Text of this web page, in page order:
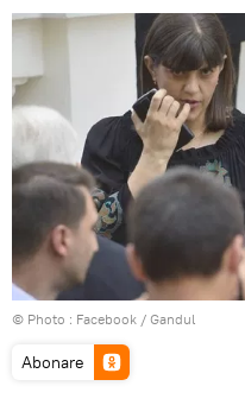
© Photo : Facebook / Gandul
Abonare